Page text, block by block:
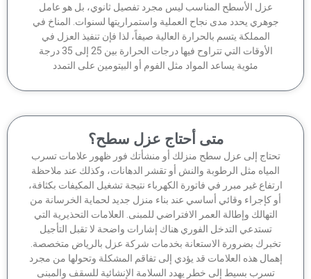
عزل الأسطح المناسب ليس مجرد تفصيل ثانوي، بل هو عامل
يحدد مدى نجاح العملية واستمراريتها لسنوات. المناخ في
المملكة يتسم بالحرارة العالية صيفاً، لذا فإن تنفيذ العزل في
الأوقات التي تتراوح فيها درجات الحرارة بين 25 إلى 35 درجة
مئوية يساعد المواد مثل الفوم أو البيتومين على التمدد
متى أحتاج عزل سطح؟
إلى عزل سطح منزلك أو منشأتك فور ظهور علامات تسرب
مثل الرطوبة والنش أو تقشر الدهانات، وكذلك عند ملاحظة
غير مبرر في فاتورة الكهرباء نتيجة تشغيل المكيفات بكثافة،
كإجراء وقائي أساسي عند بناء منزل جديد لحماية الخرسانة من
وإطالة العمر الافتراضي للمبنى. العلامات التحذيرية التي
تستدعي التدخل الفوري هناك إشارات واضحة لا تقبل التأجيل
بضرورة الاستعانة بخدمات شركة عزل بالرياض متخصصة.
هذه العلامات قد يؤدي إلى تفاقم المشكلة وتحولها من مجرد
تسرب بسيط إلى خطر يهدد السلامة الإنشائية للسقف والمبنى